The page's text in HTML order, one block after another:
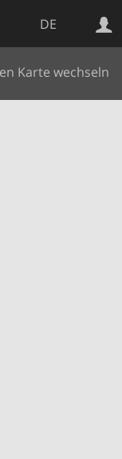
DE
Karte wechseln